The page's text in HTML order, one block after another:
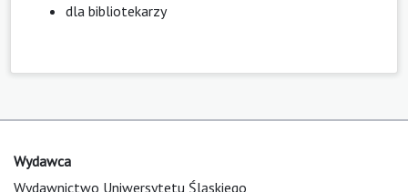
dla bibliotekarzy
Wydawca
Wydawnictwo Uniwersytetu Śląskiego